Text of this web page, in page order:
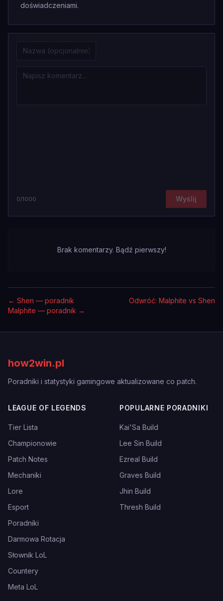
doświadczeniami.
0/1000 Wyślij
Brak komentarzy. Bądź pierwszy!
← Shen — poradnik
Odwróć: Malphite vs Shen
Malphite — poradnik →
how2win.pl
Poradniki i statystyki gamingowe aktualizowane co patch.
LEAGUE OF LEGENDS
Tier Lista
Championowie
Patch Notes
Mechaniki
Lore
Esport
Poradniki
Darmowa Rotacja
Słownik LoL
Countery
Meta LoL
POPULARNE PORADNIKI
Kai'Sa Build
Lee Sin Build
Ezreal Build
Graves Build
Jhin Build
Thresh Build